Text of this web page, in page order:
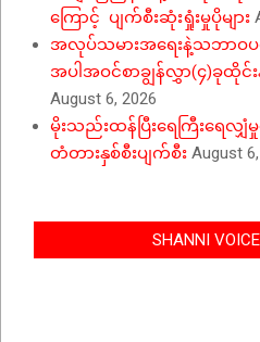
ကြောင့် ပျက်စီးဆုံးရှုံးမှုပိုများ
အလုပ်သမားအရေးနဲ့သဘာဝပ
အပါအဝင်စာချွန်လွှာ(၄)ခုထိုင်
August 6, 2026
မိုးသည်းထန်ပြီးရေကြီးရေလျှံ
တံတားနှစ်စီးပျက်စီး August
SHANNI